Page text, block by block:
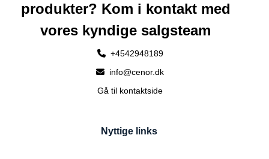
produkter? Kom i kontakt med
vores kyndige salgsteam
+4542948189
info@cenor.dk
Gå til kontaktside
Nyttige links